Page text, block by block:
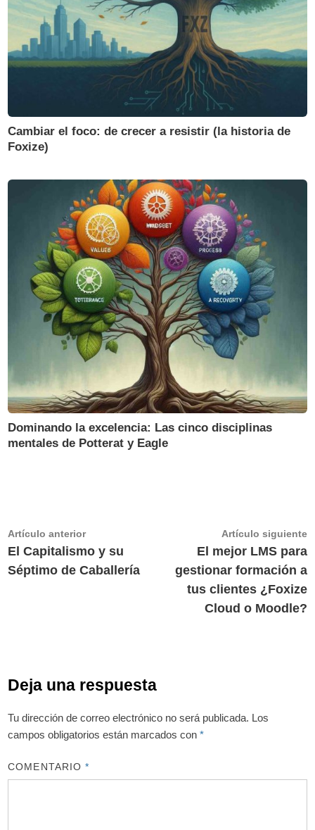
Cambiar el foco: de crecer a resistir (la historia de
Foxize)
Dominando la excelencia: Las cinco disciplinas
mentales de Potterat y Eagle
Navegación
de
entradas
Artículo anteriorArtículo
anterior:
El Capitalismo y su
Séptimo de Caballería
Artículo siguiente
El mejor LMS para
gestionar formación a
tus clientes ¿Foxize
Cloud o Moodle?
Deja una respuesta
Tu dirección de correo electrónico no será publicada. Los
campos obligatorios están marcados con*
COMENTARIO*